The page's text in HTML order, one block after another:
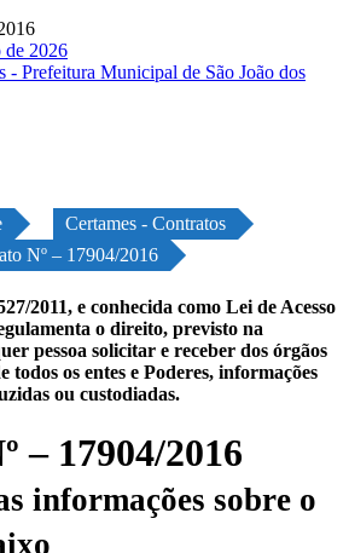
de 2026
Certames - Contratos
Nº – 17904/2016
2011, e conhecida como Lei de Acesso
o direito, previsto na
pessoa solicitar e receber dos órgãos
todos os entes e Poderes, informações
ou custodiadas.
– 17904/2016
informações sobre o